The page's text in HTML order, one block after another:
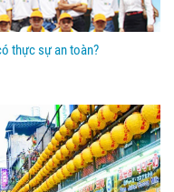
thực sự an toàn?